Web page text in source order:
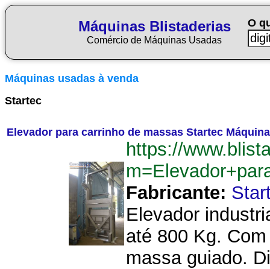
Máquinas Blistaderias
Comércio de Máquinas Usadas
O
Máquinas usadas à venda
Startec
Elevador para carrinho de massas Startec
https://
Fabricante:
Elevador
até 800 Kg.
massa guiado.